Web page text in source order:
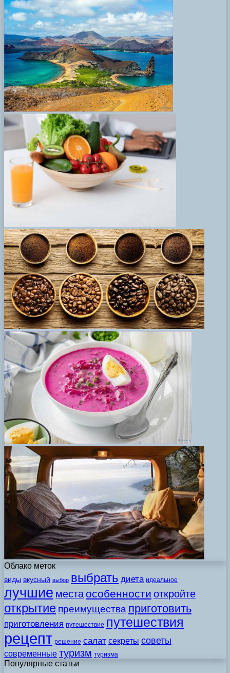
Облако меток
виды вкусный выбор выбрать диета идеальное
лучшие места особенности откройте
открытие преимущества приготовить
приготовления путешествие путешествия
рецепт решение салат секреты советы
современные туризм туризма
Популярные статьи